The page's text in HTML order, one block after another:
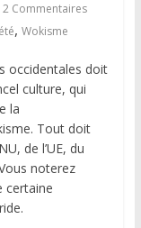
2 Commentaires
, Wokisme
occidentales doit
culture, qui
la
Tout doit
de l’UE, du
noterez
certaine